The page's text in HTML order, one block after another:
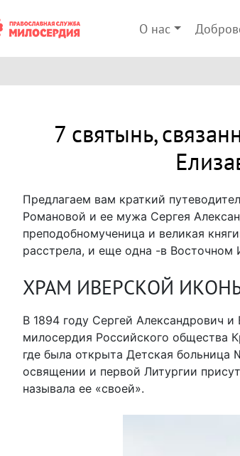
О нас
7 святынь,
Предлагаем вам краткий
Романовой и ее мужа Сергея
преподобномученица и великая
расстрела, и еще одна -в
ХРАМ ИВЕРСКОЙ
В 1894 году Сергей Александрович
милосердия Российского общества
где была открыта Детская
освящении и первой Литургии
называла ее «своей».